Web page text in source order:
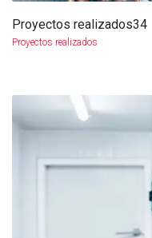
más info
Proyectos realizados34
Proyectos realizados